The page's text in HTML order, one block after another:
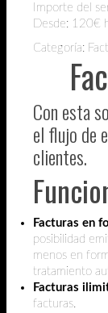
Importe del
Desde: 120€
Categoría:
Con esta
el flujo de
clientes.
Facturas en
posibilidad
menos en
tratamiento
Facturas
facturas.